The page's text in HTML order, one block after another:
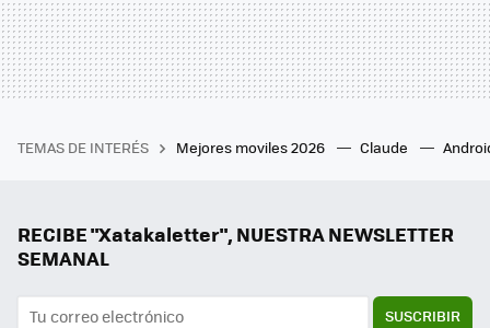
TEMAS DE INTERÉS Mejores moviles 2026 Claude
RECIBE "Xatakaletter", NUESTRA NEWSLETTER
SEMANAL
SUSCRIBIR